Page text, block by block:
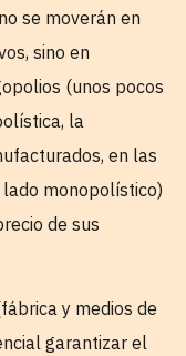
se moverán en
sino en
(unos pocos
la
en las
monopolístico)
de sus
y medios de
garantizar el